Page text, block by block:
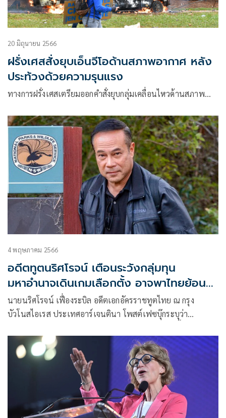
20 มิถุนายน 2566
ฝรั่งเศสสั่งยุบเอ็นจีโอด้านสภาพอากาศ หลัง
ประท้วงด้วยความรุนแรง
ทางการฝรั่งเศสเตรียมออกคำสั่งยุบกลุ่มเคลื่อนไหวด้านสภาพ…
4 พฤษภาคม 2566
อดีตทูตนริศโรจน์ เตือนระวังกลุ่มทุน
มหาอำนาจเดินเกมเลือกตั้ง อาจพาไทยย้อน
รอยยุคสงครามเย็น
นายนริศโรจน์ เฟื่องระบิล อดีตเอกอัครราชทูตไทย ณ กรุง
บัวโนสไอเรส ประเทศอาร์เจนตินา โพสต์เฟซบุ๊กระบุว่า
เปลี่ยนไปซบชาติมหาอำนาจเดิมที่เคยยึดครองฟิลิปปินส์เต็มที่